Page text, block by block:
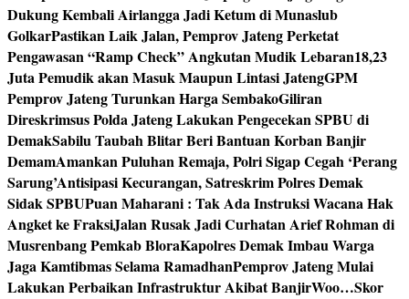
Dukung Kembali Airlangga Jadi Ketum di Munaslub
GolkarPastikan Laik Jalan, Pemprov Jateng Perketat
Pengawasan “Ramp Check” Angkutan Mudik Lebaran18,23
Juta Pemudik akan Masuk Maupun Lintasi JatengGPM
Pemprov Jateng Turunkan Harga SembakoGiliran
Direskrimsus Polda Jateng Lakukan Pengecekan SPBU di
DemakSabilu Taubah Blitar Beri Bantuan Korban Banjir
DemamAmankan Puluhan Remaja, Polri Sigap Cegah ‘Perang
Sarung’Antisipasi Kecurangan, Satreskrim Polres Demak
Sidak SPBUPuan Maharani : Tak Ada Instruksi Wacana Hak
Angket ke FraksiJalan Rusak Jadi Curhatan Arief Rohman di
Musrenbang Pemkab BloraKapolres Demak Imbau Warga
Jaga Kamtibmas Selama RamadhanPemprov Jateng Mulai
Lakukan Perbaikan Infrastruktur Akibat BanjirWoo…Skor